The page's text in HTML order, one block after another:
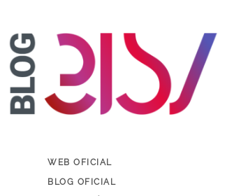
WEB OFICIAL
BLOG OFICIAL